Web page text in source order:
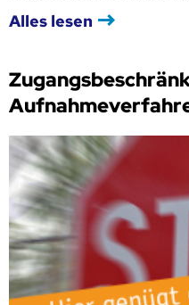
Alles lesen